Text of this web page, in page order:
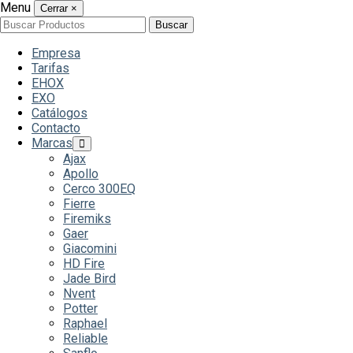
Menu Cerrar ×
Buscar
por:
Buscar
Empresa
Tarifas
EHOX
EXO
Catálogos
Contacto
Marcas
Ajax
Apollo
Cerco 300EQ
Fierre
Firemiks
Gaer
Giacomini
HD Fire
Jade Bird
Nvent
Potter
Raphael
Reliable